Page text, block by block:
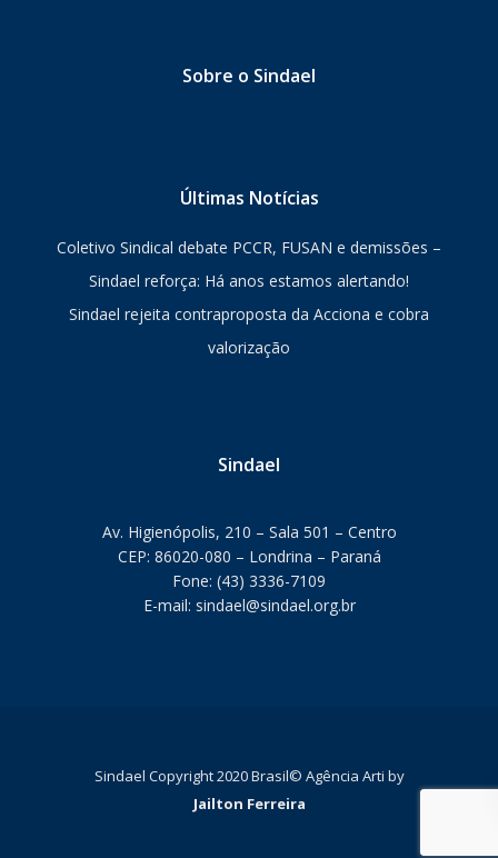
Sobre o Sindael
Últimas Notícias
Coletivo Sindical debate PCCR, FUSAN e demissões –
Sindael reforça: Há anos estamos alertando!
Sindael rejeita contraproposta da Acciona e cobra
valorização
Sindael
Av. Higienópolis, 210 – Sala 501 – Centro
CEP: 86020-080 – Londrina – Paraná
Fone: (43) 3336-7109
E-mail: sindael@sindael.org.br
Sindael Copyright 2020 Brasil©‎ Agência Arti by
Jailton Ferreira